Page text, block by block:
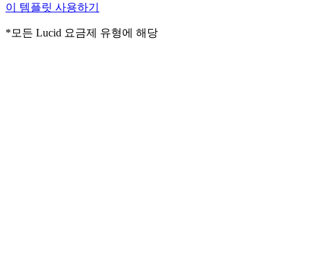
이 템플릿 사용하기
*모든 Lucid 요금제 유형에 해당